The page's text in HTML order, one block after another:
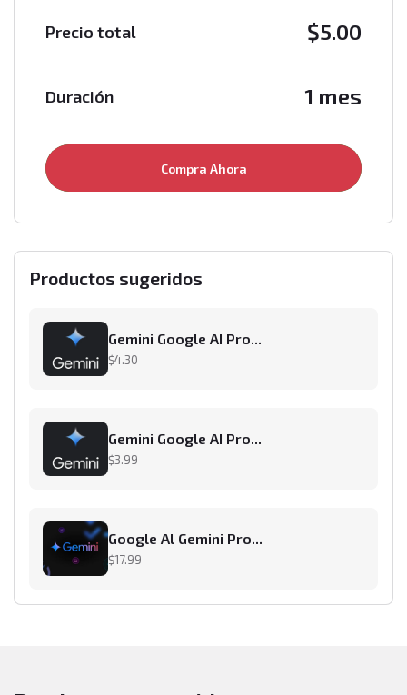
Precio total $5.00
Duración 1 mes
Compra Ahora
Productos sugeridos
Gemini Google AI Pro...
$4.30
Gemini Google AI Pro...
$3.99
Google Al Gemini Pro...
$17.99